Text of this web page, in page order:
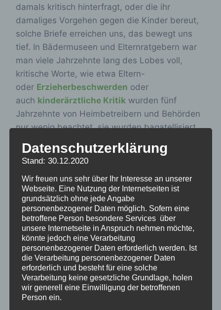
damals kritisch hinterfragt, oder die ihr
damaliges Vorgehen gegen die Kinder bereut,
solche Briefe erreichen uns, das bewegt uns
tief. In Bädermuseen und Elternratgebern war
man viele Jahrzehnte lang des Lobes voll,
kritische Worte, wie etwa Eltern-
oder Erzieherbeschwerden oder
auch kinderärztliche Kritik wurden fünf
Jahrzehnte von Heimbetreibern und Behörden
nur wenig beachtet, sie wurden bagatellisiert
Sozialgeschichte offline, 2022, Heft 31/2022,
S.61-100:Kindererholungsheime als
Forschungsgegenstand. Erwachsene
Zeitzeugenschaft am Beispiel eines
Beschwerdebriefes im Adolfinenheim auf
Borkum, auchonlineverfügbar)
Nun, wo sich das erste Mal, nach 50 Jahren,
die Betroffenen selbst zu Wort melden,
brechen oftmals lange, nur im Privaten
geäußerte Erinnerungen an Beschimpfungen,
Schmerzen, Scham, Angst und Gewalt auf. Die
Datenschutzerklärung
Stand: 30.12.2020
Wir freuen uns sehr über Ihr Interesse an unserer
Webseite. Eine Nutzung der Internetseiten ist
grundsätzlich ohne jede Angabe
personenbezogener Daten möglich. Sofern eine
betroffene Person besondere Services über
unsere Internetseite in Anspruch nehmen möchte,
könnte jedoch eine Verarbeitung
personenbezogener Daten erforderlich werden. Ist
die Verarbeitung personenbezogener Daten
erforderlich und besteht für eine solche
Verarbeitung keine gesetzliche Grundlage, holen
wir generell eine Einwilligung der betroffenen
Person ein.